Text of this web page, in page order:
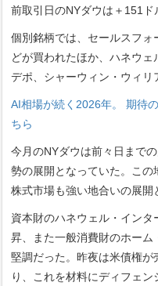
前取引日のNYダウは＋151ド
個別銘柄では、セールスフ
どが買われたほか、ハネウェ
デポ、シャーウィン・ウィリ
AI相場が続く2026年。 期待
ちら
今月のNYダウは前々日まで
勢の展開となっていた。こ
株式市場も強い地合いの展開
資本財のハネウェル・イン
昇、また一般消費財のホーム
堅調だった。昨夜は米債権
り、これを材料にディフェ